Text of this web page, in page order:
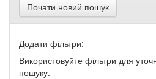
Почати новий пошук
Додати фільтри:
Використовуйте фільтри для
пошуку.